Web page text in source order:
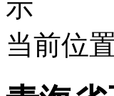
当前位置